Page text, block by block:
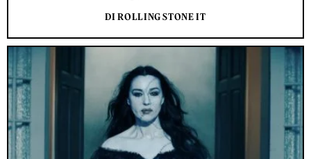
DI ROLLING STONE IT